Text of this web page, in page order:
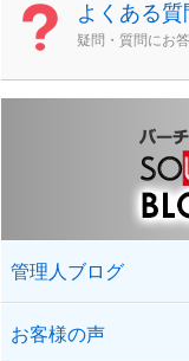
よくある質
疑問・質問にお
管理人ブログ
お客様の声